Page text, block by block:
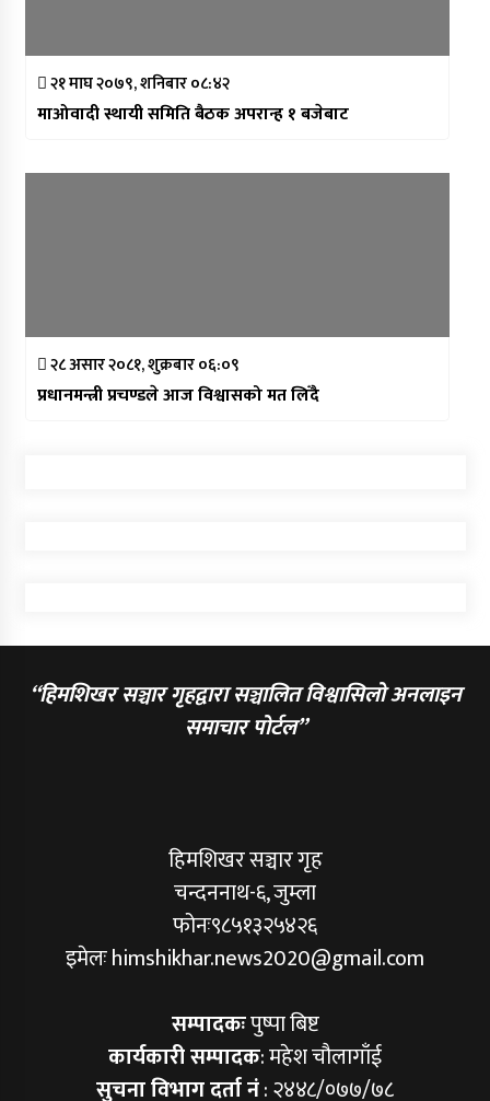
२१ माघ २०७९, शनिबार ०८:४२
माओवादी स्थायी समिति बैठक अपरान्ह १ बजेबाट
२८ असार २०८१, शुक्रबार ०६:०९
प्रधानमन्त्री प्रचण्डले आज विश्वासको मत लिँदै
“हिमशिखर सञ्चार गृहद्वारा सञ्चालित विश्वासिलो अनलाइन
समाचार पोर्टल”
हिमशिखर सञ्चार गृह
चन्दननाथ-६, जुम्ला
फोनः९८५१३२५४२६
इमेलः himshikhar.news2020@gmail.com
सम्पादकःपुष्पा बिष्ट
कार्यकारी सम्पादक: महेश चौलागाँई
सुचना विभाग दर्ता नं: २४४८/०७७/७८